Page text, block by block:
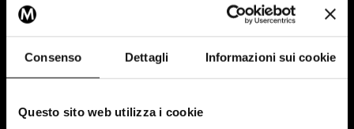
Consenso Dettagli Informazioni sui cookie
Questo sito web utilizza i cookie